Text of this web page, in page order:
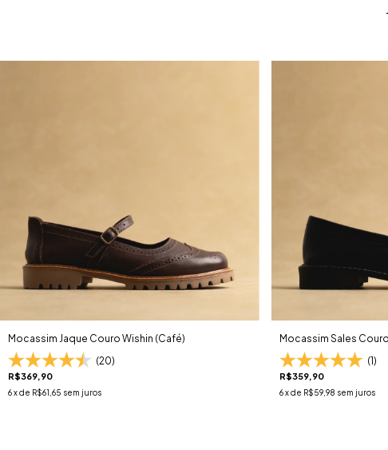
Mocassim Jaque Couro Wishin (Café)
(20)
R$369,90
6x de R$61,65 sem juros
Mocassim Sales
(1)
R$359,90
6x de R$59,98 sem juros